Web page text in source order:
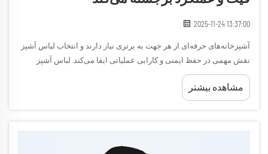
2025-11-24 13:37:00
آشپزخانه‌های حرفه‌ای از هر جهت به برتری نیاز دارند و انتخاب لباس آشپز
نقش مهمی در حفظ ایمنی و کارایی عملیاتی ایفا می‌کند. لباس آشپز
طراحی‌شده به‌خوبی تنها یک پوشش نیست—بلکه نمادی از p...
مشاهده بیشتر